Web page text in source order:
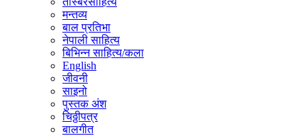
मन्तव्य
बाल प्रतिभा
नेपाली साहित्य
बिभिन्न साहित्य/कला
English
जीवनी
साइनो
पुस्तक अंश
चिठ्ठीपत्र
बालगीत